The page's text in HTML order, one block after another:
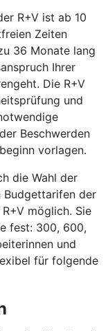
R+V ist ab 10
Zeiten
36 Monate lang
Ihrer
Die R+V
und
Beschwerden
vorlagen.
die Wahl der
Budgettarifen der
möglich. Sie
fest: 300, 600,
und
für folgende